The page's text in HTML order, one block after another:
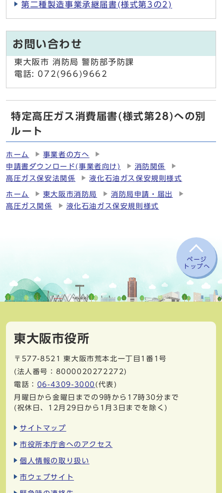
第二種製造事業承継届書(様式第3の2)
お問い合わせ
東大阪市 消防局 警防部予防課
電話: 072(966)9662
特定高圧ガス消費届書(様式第28)への別
ルート
ホーム
事業者の方へ
申請書ダウンロード(事業者向け)
消防関係
高圧ガス保安法関係
液化石油ガス保安規則様式
ホーム 東大阪市消防局
消防局申請・届出
高圧ガス関係
液化石油ガス保安規則様式
ページ
トップへ
東大阪市役所
〒577-8521
東大阪市荒本北一丁目1番1号
(法人番号：8000020272272)
電話： 06-4309-3000 (代表)
月曜日から金曜日までの9時から17時30分まで
(祝休日、12月29日から1月3日までを除く)
サイトマップ
市役所本庁舎へのアクセス
個人情報の取り扱い
市ウェブサイト